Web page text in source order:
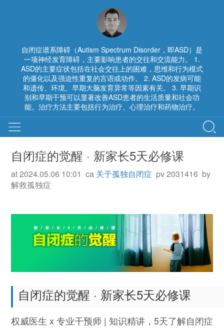
自闭症谱系障碍（Autism Spectrum Disorder，即ASD）是
一项神经发育障碍，主要影响患者的交往和交流能力。 1.
ASD的主要症状包括在社会交往上的困难，思维和行为模式
的僵化以及强迫性重复的言语或动作。 2. ASD的发病可能
和遗传、环境、早期大脑发育异常等因素有关。 3. 早期识
别和早期干预可以显著改善ASD患者的生活质量和社会功
能。治疗方法主要包括行为治疗、心理治疗和药物治疗。
自闭症的觉醒 · 新家长5天必修课
at 2024.05.06 10:01 ca 关于孤独自闭症 pv 2031416 by
解救孤独症
自闭症的觉醒 · 新家长5天必修课
权威医生 x 专业干预师 | 知识精讲，5天了解